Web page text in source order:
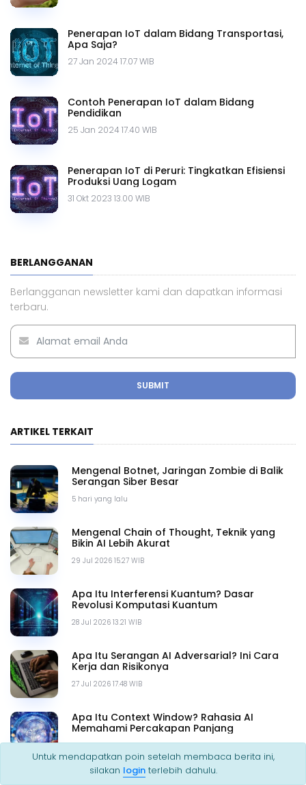
Penerapan IoT dalam Bidang Transportasi,
Apa Saja?
27 Jan 2024 17.07 WIB
Contoh Penerapan IoT dalam Bidang
Pendidikan
25 Jan 2024 17.40 WIB
Penerapan IoT di Peruri: Tingkatkan Efisiensi
Produksi Uang Logam
31 Okt 2023 13.00 WIB
BERLANGGANAN
Berlangganan newsletter kami dan dapatkan informasi
terbaru.
SUBMIT
ARTIKEL TERKAIT
5 hari yang lalu
Mengenal Botnet, Jaringan Zombie di Balik
Serangan Siber Besar
29 Jul 2026 15.27 WIB
Mengenal Chain of Thought, Teknik yang
Bikin AI Lebih Akurat
28 Jul 2026 13.21 WIB
Apa Itu Interferensi Kuantum? Dasar
Revolusi Komputasi Kuantum
27 Jul 2026 17.48 WIB
Apa Itu Serangan AI Adversarial? Ini Cara
Kerja dan Risikonya
26 Jul 2026 15.41 WIB
Apa Itu Context Window? Rahasia AI
Memahami Percakapan Panjang
SEO Poisoning: Cara Kerja dan Bahaya di
Untuk mendapatkan poin setelah membaca berita ini,
silakan loginterlebih dahulu.